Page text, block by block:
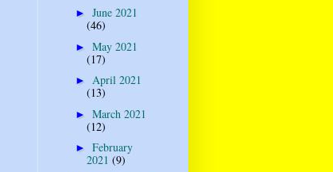
► June 2021
(46)
► May 2021
(17)
► April 2021
(13)
► March 2021
(12)
► February
2021 (9)